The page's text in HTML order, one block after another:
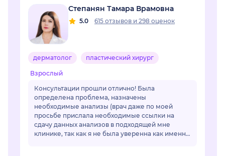
Степанян Тамара Врамовна
5.0 615 отзывов и 298 оценок
дерматолог пластический хирург
Взрослый
Консультации прошли отлично! Была
определена проблема, назначены
необходимые анализы (врач даже по моей
просьбе прислала необходимые ссылки на
сдачу данных анализов в подходящей мне
клинике, так как я не была уверенна как именно